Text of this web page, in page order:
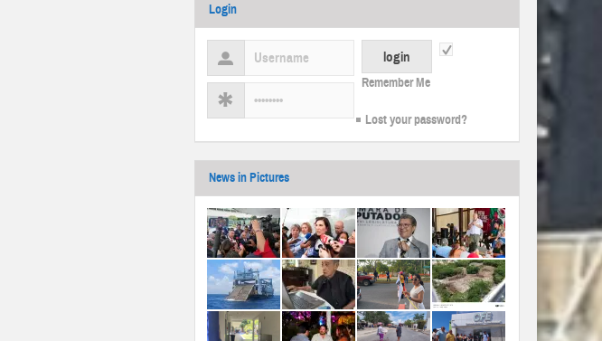
Login
Remember Me
Lost your password?
News in Pictures